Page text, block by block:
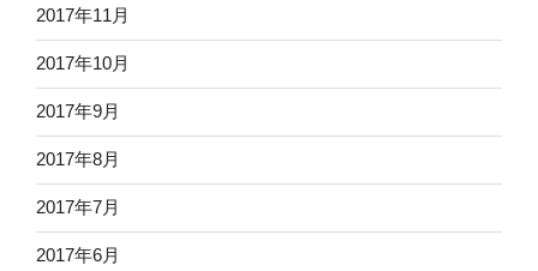
2017年11月
2017年10月
2017年9月
2017年8月
2017年7月
2017年6月